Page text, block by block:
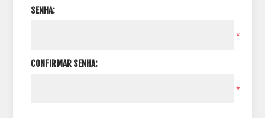
SENHA:
*
CONFIRMAR SENHA:
*